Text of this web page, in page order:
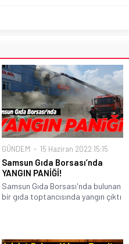
GÜNDEM 15 Haziran 2022 15:15
Samsun Gıda Borsası’nda
YANGIN PANİĞİ!
Samsun Gıda Borsası'nda bulunan
bir gıda toptancısında yangın çıktı